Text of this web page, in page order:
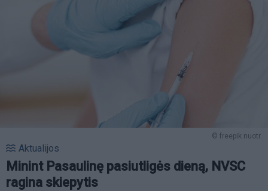
© freepik nuotr.
Aktualijos
Minint Pasaulinę pasiutligės dieną, NVSC
ragina skiepytis